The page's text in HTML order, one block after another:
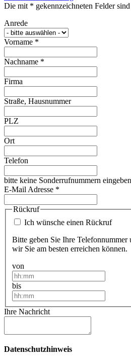
Die mit * gekennzeichneten Felder
Anrede
Vorname *
Nachname *
Firma
Straße, Hausnummer
PLZ
Ort
Telefon
bitte keine Sonderrufnummern eingeben
E-Mail Adresse *
Rückruf
Ich wünsche einen Rückruf
Bitte geben Sie Ihre
wir Sie am besten erreichen können.
von
bis
Ihre Nachricht
Datenschutzhinweis